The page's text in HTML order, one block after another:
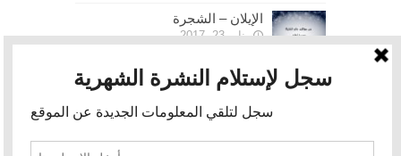
الإيلان – الشجرة
يناير 23, 2017
الحرية